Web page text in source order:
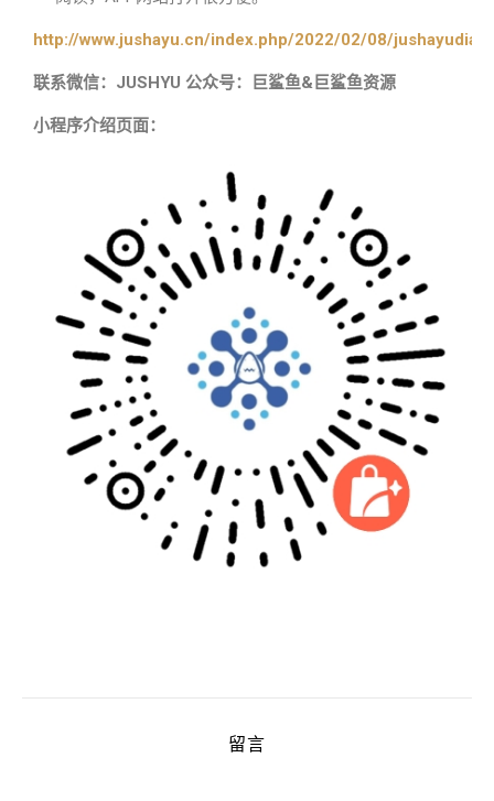
http://www.jushayu.cn/index.php/2022/02/08/
联系微信：JUSHYU 公众号：巨鲨鱼&巨鲨鱼资源
小程序介绍页面：
留言